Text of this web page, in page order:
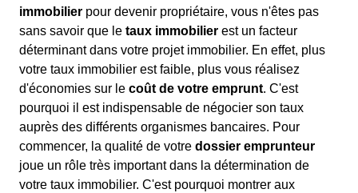
immobilier pour devenir propriétaire, vous n'êtes pas
sans savoir que le taux immobilier est un facteur
déterminant dans votre projet immobilier. En effet, plus
votre taux immobilier est faible, plus vous réalisez
d'économies sur le coût de votre emprunt. C'est
pourquoi il est indispensable de négocier son taux
auprès des différents organismes bancaires. Pour
commencer, la qualité de votre dossier emprunteur
joue un rôle très important dans la détermination de
votre taux immobilier. C'est pourquoi montrer aux